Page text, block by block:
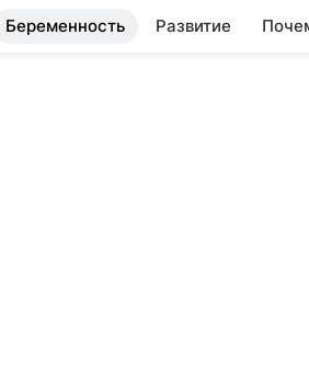
Беременность Развитие